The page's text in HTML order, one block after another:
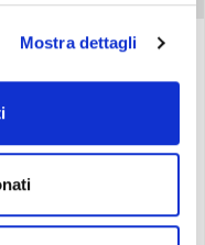
Mostra dettagli
max:1500 W)